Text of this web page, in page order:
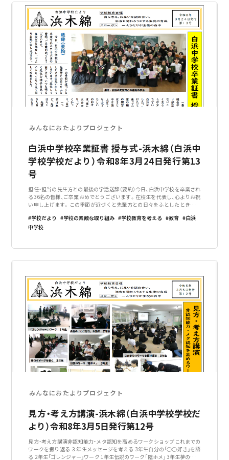
みんなにおたよりプロジェクト
白浜中学校卒業証書 授与式-浜木綿（白浜中
学校学校だより）令和8年3月24日発行第13
号
担任・担当の先生方との最後の学活送辞（要約）今日、白浜中学校を卒業され
る36名の皆様、ご卒業おめでとうございます。在校生を代表し、心よりお祝
い申し上げます。この季節が近づくと先輩方との日々をふとしたときに思
ると、こちらまで楽しくなれ
学校だより 学校の素敵な取り組み 学校教育を考える 教育
白浜
中学校
みんなにおたよりプロジェクト
見方・考え方講演-浜木綿（白浜中学校学校だ
より）令和8年3月5日発行第12号
見方・考え方講演非認知能力・メタ認知を高めるワークショップこれまでの
ワークを振り返る ３年生メッセージを考える 3年生自分の「○○好き」を語
る 2年生「ゴレンジャー」ワーク 1年生伝説のワーク「陰ホメ」 3年生夢のイメ